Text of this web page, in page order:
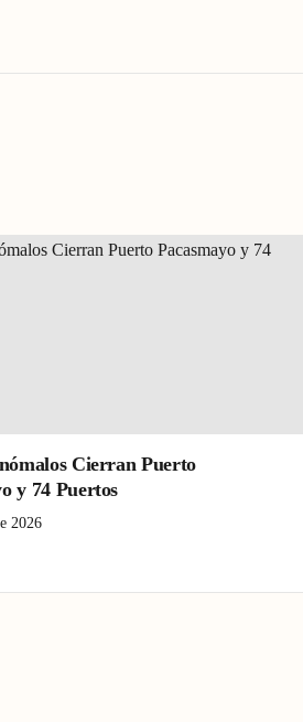
Cierran Puerto
y 74 Puertos
2026